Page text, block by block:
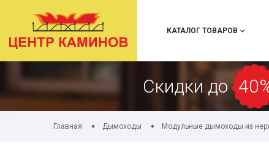
КАТАЛОГ ТОВАРОВ
Скидки до
Главная Дымоходы Модульные дымоходы из